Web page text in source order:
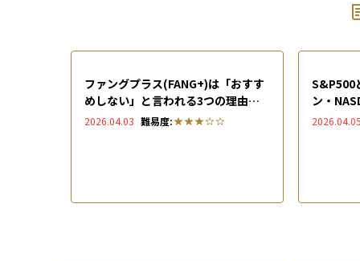
ファングプラス(FANG+)は「おすす
めしない」と言われる3つの理由と
は？指数の特徴や構成銘柄10社も徹
2026.04.03 難易度:
S&P500
ン・
底比較